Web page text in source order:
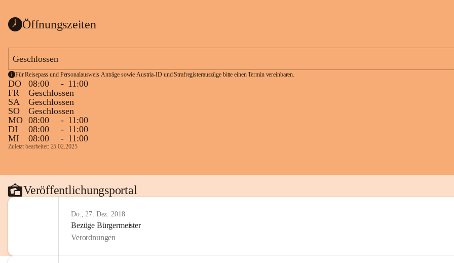
Öffnungszeiten
Geschlossen
Für Reisepass und Personalausweis Anträge sowie Austria-ID und Strafregisterauszüge bitte einen Termin vereinbaren.
DO 08:00 - 11:00
FR
Geschlossen
SA
Geschlossen
SO
Geschlossen
MO 08:00 - 11:00
DI
08:00 - 11:00
MI
08:00 - 11:00
Zuletzt bearbeitet: 25.02.2025
Veröffentlichungsportal
Do., 27. Dez. 2018
Bezüge Bürgermeister
Verordnungen